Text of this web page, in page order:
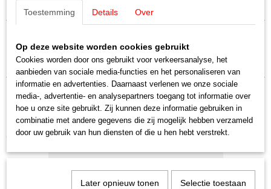
Specificaties
Productcode leverancier
Schaal
Staat
Nieuw
Märklin E280270 Sleper
Ook interessant
Toestemming Details Over
Op deze website worden cookies gebruikt
Cookies worden door ons gebruikt voor verkeersanalyse, het
aanbieden van sociale media-functies en het personaliseren van
informatie en advertenties. Daarnaast verlenen we onze sociale
media-, advertentie- en analysepartners toegang tot informatie over
hoe u onze site gebruikt. Zij kunnen deze informatie gebruiken in
combinatie met andere gegevens die zij mogelijk hebben verzameld
door uw gebruik van hun diensten of die u hen hebt verstrekt.
Later opnieuw tonen Selectie toestaan